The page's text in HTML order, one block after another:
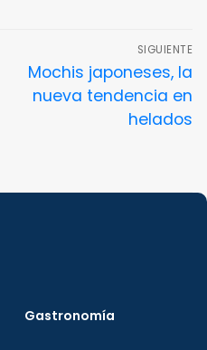
SIGUIENTE
Mochis japoneses, la
nueva tendencia en
helados
Gastronomía